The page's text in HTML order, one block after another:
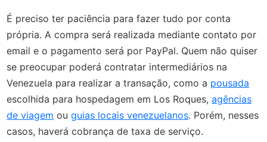
É preciso ter paciência para fazer tudo por conta
própria. A compra será realizada mediante contato por
email e o pagamento será por PayPal. Quem não quiser
se preocupar poderá contratar intermediários na
Venezuela para realizar a transação, como a pousada
escolhida para hospedagem em Los Roques,agências
de viagem ouguias locais venezuelanos. Porém, nesses
casos, haverá cobrança de taxa de serviço.